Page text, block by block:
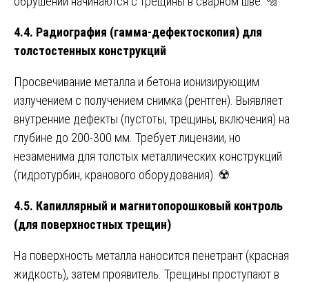
4.4. Радиография (гамма-дефектоскопия) для
толстостенных конструкций
Просвечивание металла и бетона ионизирующим
излучением с получением снимка (рентген). Выявляет
внутренние дефекты (пустоты, трещины, включения) на
глубине до 200-300 мм. Требует лицензии, но
незаменима для толстых металлических конструкций
(гидротурбин, кранового оборудования). ☢️
4.5. Капиллярный и магнитопорошковый контроль
(для поверхностных трещин)
На поверхность металла наносится пенетрант (красная
жидкость), затем проявитель. Трещины проступают в